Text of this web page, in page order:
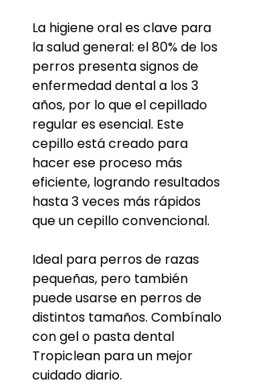
La higiene oral es clave para
la salud general: el 80% de los
perros presenta signos de
enfermedad dental a los 3
años, por lo que el cepillado
regular es esencial. Este
cepillo está creado para
hacer ese proceso más
eficiente, logrando resultados
hasta 3 veces más rápidos
que un cepillo convencional.
Ideal para perros de razas
pequeñas, pero también
puede usarse en perros de
distintos tamaños. Combínalo
con gel o pasta dental
Tropiclean para un mejor
cuidado diario.